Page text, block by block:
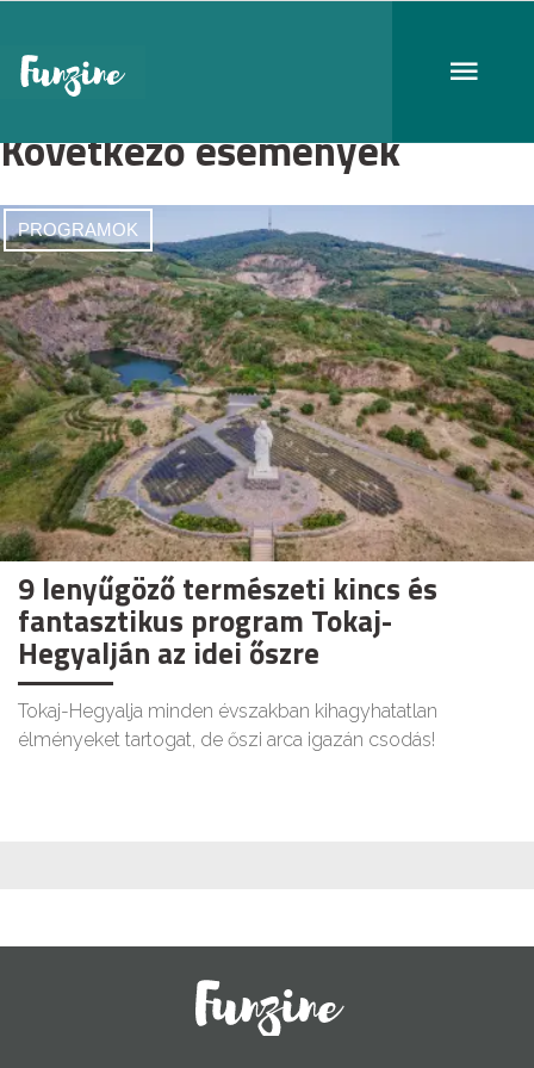
Következő események
PROGRAMOK
9 lenyűgöző természeti kincs és
fantasztikus program Tokaj-
Hegyalján az idei őszre
Tokaj-Hegyalja minden évszakban kihagyhatatlan
élményeket tartogat, de őszi arca igazán csodás!